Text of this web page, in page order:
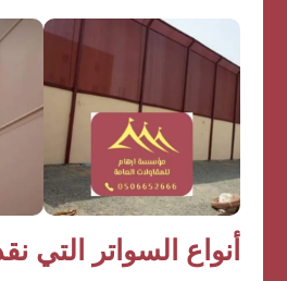
أنواع السواتر التي